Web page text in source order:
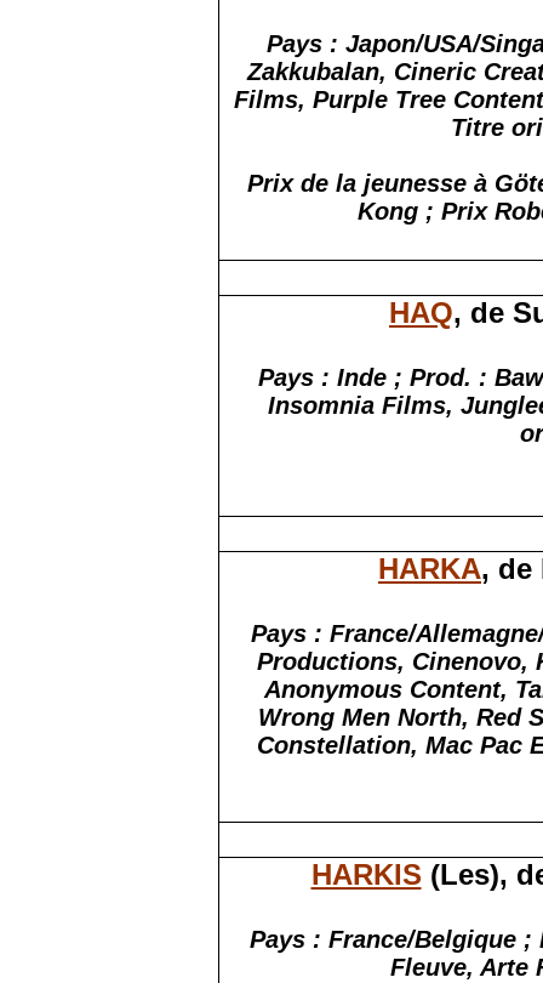
Pays : Japon/USA/
Zakkubalan, Cineric
Films, Purple Tree
Titre
Prix de la jeunesse à
Kong ; Prix
HAQ, de
Pays : Inde ; Prod. :
InsomniaFilms,
HARKA, de
Pays : France/
Productions, Cinenovo,
Anonymous Content,
WrongMen North, Red
Constellation, Mac Pac
HARKIS (Les),
Pays : France/Belgique
Fleuve, Arte